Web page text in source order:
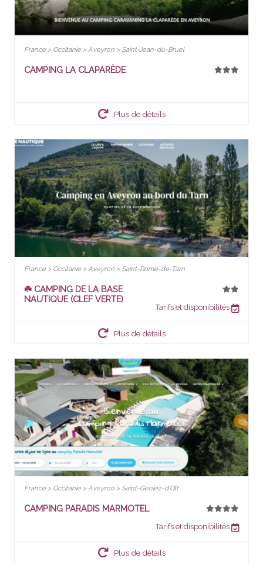
France > Occitanie > Aveyron > Saint-Jean-du-Bruel
CAMPING LA CLAPARÈDE
Plus de détails
France > Occitanie > Aveyron > Saint-Rome-de-Tarn
☘️ CAMPING DE LA BASE
NAUTIQUE (CLEF VERTE)
Tarifs et disponibilités
Plus de détails
France > Occitanie > Aveyron > Saint-Geniez-d'Olt
CAMPING PARADIS MARMOTEL
Tarifs et disponibilités
Plus de détails